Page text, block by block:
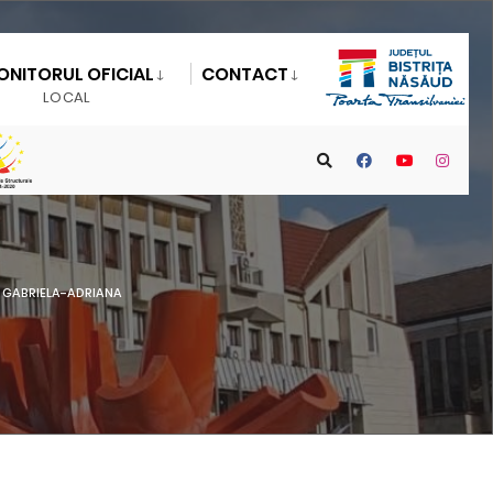
OFICIAL
LOCAL
CONTACT
ADRIANA